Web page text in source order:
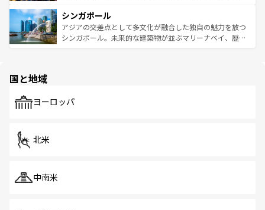
参照してほしい。
激する。気候は一年中温暖で、どの季節にも異なる楽しみ
が待っている。親しみやすいタイの人々、仏教を中心とし
た文化、そして多様な観光資源が、訪れる旅人を魅了し続
み、どこを訪れても感動するはず。観光スポットが密集し
ており、効率よく見どころを回れるのも魅力。息をのむよ
うな絶景から文化的な体験まで、香港を存分に楽しみ尽く
シンガポール
アジアの交差点として多文化が融合した独自の魅力を放つ
シンガポール。未来的な建築物が並ぶマリーナベイ、歴史
で、ホーカーズは地元の風情を楽しめる外せないスポット
国と地域
ヨーロッパ
北米
中南米